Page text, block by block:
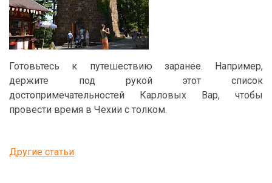
Готовьтесь к путешествию заранее. Например,
держите под рукой этот список
достопримечательностей Карловых Вар, чтобы
провести время в Чехии с толком.
Другие статьи